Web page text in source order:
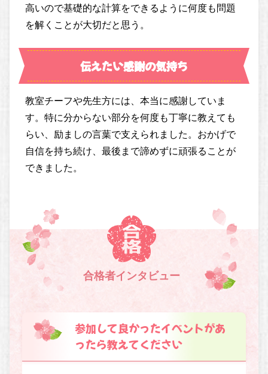
高いので基礎的な計算をできるように何度も問題
を解くことが大切だと思う。
伝えたい感謝の気持ち
教室チーフや先生方には、本当に感謝していま
す。特に分からない部分を何度も丁寧に教えても
らい、励ましの言葉で支えられました。おかげで
自信を持ち続け、最後まで諦めずに頑張ることが
できました。
合格者インタビュー
参加して良かったイベントがあ
ったら教えてください